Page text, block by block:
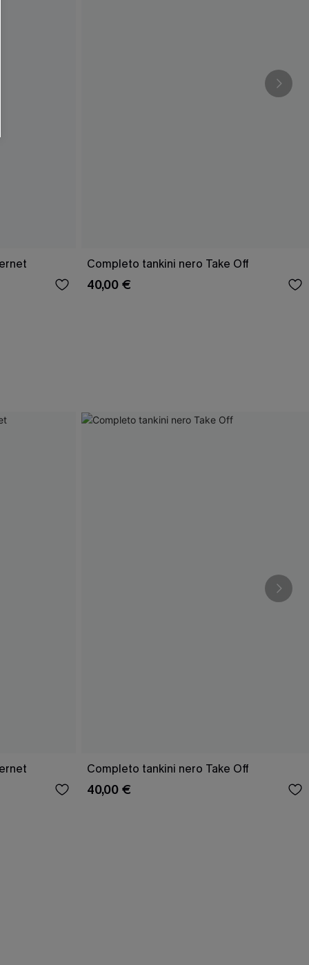
Completo tankini nero Take Off
40,00 €
Completo tankini nero Take Off
40,00 €